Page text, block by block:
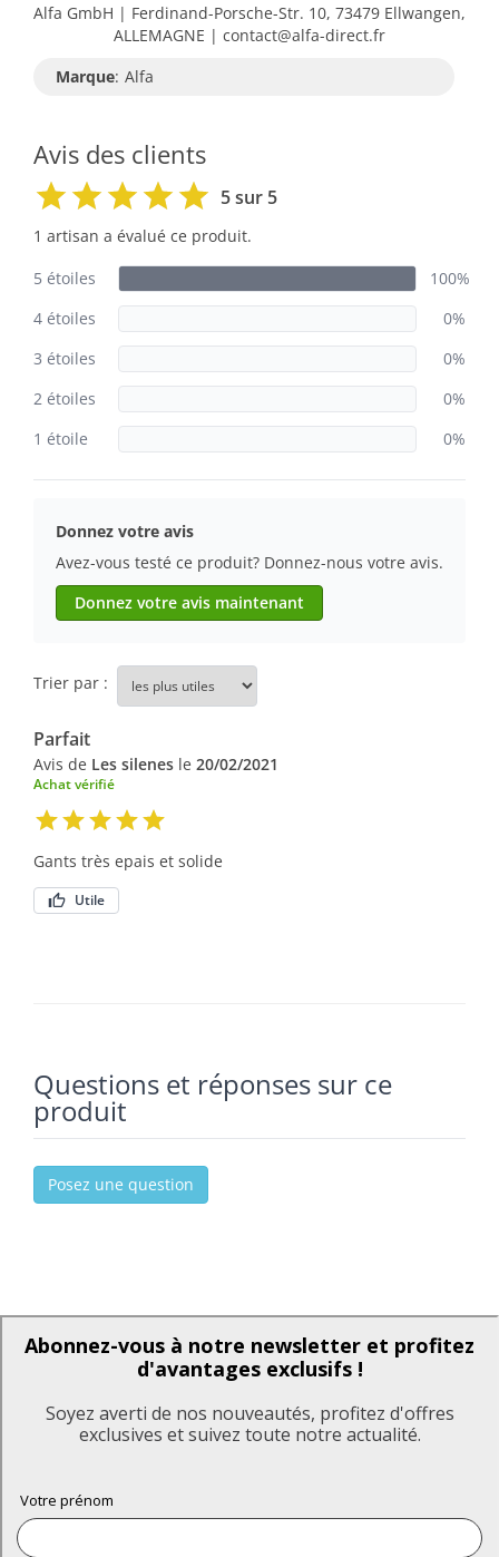
Alfa GmbH | Ferdinand-Porsche-Str. 10, 73479 Ellwangen,
ALLEMAGNE | contact@alfa-direct.fr
Marque: Alfa
Avis des clients
5 sur 5
1 artisan a évalué ce produit.
5 étoiles
100%
4 étoiles
0%
3 étoiles
0%
2 étoiles
0%
1 étoile
0%
Donnez votre avis
Avez-vous testé ce produit? Donnez-nous votre avis.
Donnez votre avis maintenant
Trier par :
Parfait
Avis de Les silenes le 20/02/2021
Achat vérifié
Gants très epais et solide
Utile
Questions et réponses sur ce
produit
Posez une question